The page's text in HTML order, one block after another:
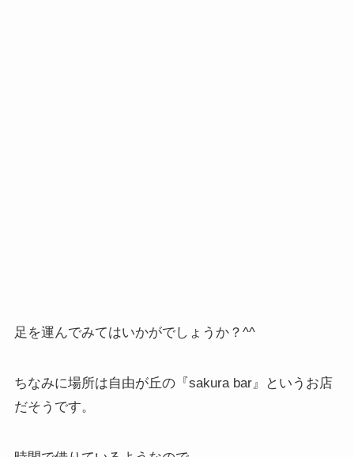
足を運んでみてはいかがでしょうか？^^
ちなみに場所は自由が丘の『sakura bar』というお店
だそうです。